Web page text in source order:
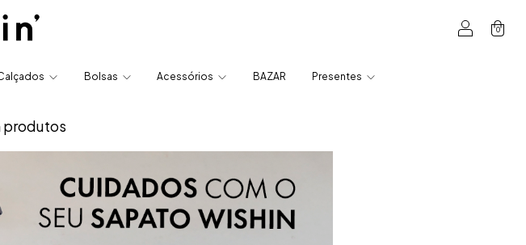
0
Bolsas Acessórios BAZAR Presentes
produtos